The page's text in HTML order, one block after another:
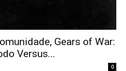
Gears of War:
Versus...
0